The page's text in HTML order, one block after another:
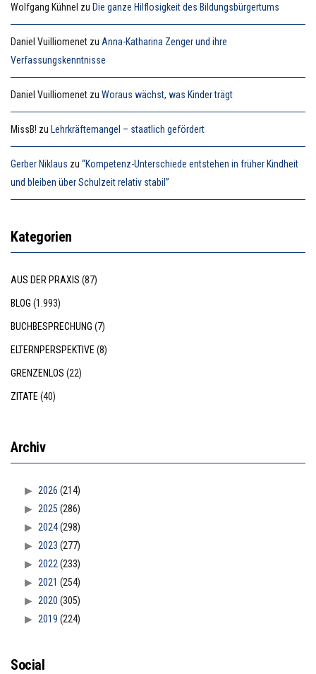
Wolfgang Kühnel zu Die ganze Hilflosigkeit des Bildungsbürgertums
Daniel Vuilliomenet zu Anna-Katharina Zenger und ihre
Verfassungskenntnisse
Daniel Vuilliomenet zu Woraus wächst, was Kinder trägt
MissB! zu Lehrkräftemangel – staatlich gefördert
Gerber Niklaus zu “Kompetenz-Unterschiede entstehen in früher Kindheit
und bleiben über Schulzeit relativ stabil”
Kategorien
AUS DER PRAXIS (87)
BLOG (1.993)
BUCHBESPRECHUNG (7)
ELTERNPERSPEKTIVE (8)
GRENZENLOS (22)
ZITATE (40)
Archiv
2026 (214)
2025 (286)
2024(298)
2023 (277)
2022 (233)
2021 (254)
2020 (305)
2019 (224)
Social